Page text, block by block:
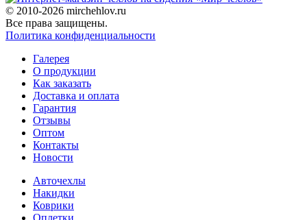
© 2010-2026 mirchehlov.ru
Все права защищены.
Политика конфиденциальности
Галерея
О продукции
Как заказать
Доставка и оплата
Гарантия
Отзывы
Оптом
Контакты
Новости
Авточехлы
Накидки
Коврики
Оплетки